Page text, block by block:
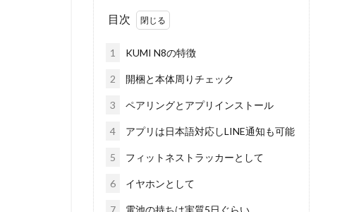
目次
1 KUMI N8の特徴
2 開梱と本体周りチェック
3 ペアリングとアプリインストール
4 アプリは日本語対応しLINE通知も可能
5 フィットネストラッカーとして
6 イヤホンとして
7 電池の持ちは実質5日ぐらい